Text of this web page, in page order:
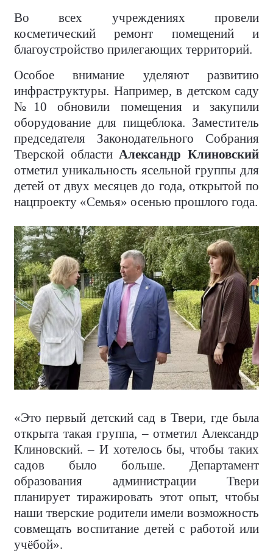
Во всех учреждениях провели
косметический ремонт помещений и
благоустройство прилегающих территорий.
Особое внимание уделяют развитию
инфраструктуры. Например, в детском саду
№10 обновили помещения и закупили
оборудование для пищеблока. Заместитель
председателя Законодательного Собрания
Тверской области Александр Клиновский
отметил уникальность ясельной группы для
детей от двух месяцев до года, открытой по
нацпроекту «Семья» осенью прошлого года.
«Это первый детский сад в Твери, где была
открыта такая группа, – отметил Александр
Клиновский. – И хотелось бы, чтобы таких
садов было больше. Департамент
образования администрации Твери
планирует тиражировать этот опыт, чтобы
наши тверские родители имели возможность
совмещать воспитание детей с работой или
учёбой».